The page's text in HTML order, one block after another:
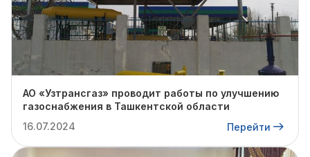
АО «Узтрансгаз» проводит работы по улучшению
газоснабжения в Ташкентской области
16.07.2024
Перейти